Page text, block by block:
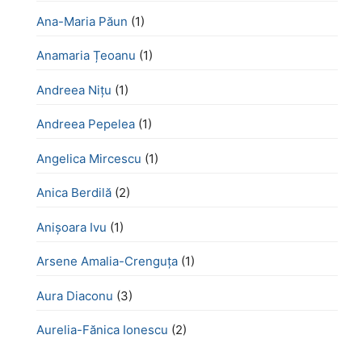
Ana-Maria Păun (1)
Anamaria Țeoanu (1)
Andreea Nițu (1)
Andreea Pepelea (1)
Angelica Mircescu (1)
Anica Berdilă (2)
Anișoara Ivu (1)
Arsene Amalia-Crenguța (1)
Aura Diaconu (3)
Aurelia-Fănica Ionescu (2)